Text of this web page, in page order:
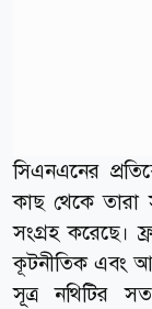
সিএনএনের
কাছ থেকে
সংগ্রহ করেছে।
কূটনীতিক এবং
সূত্র নথিটির